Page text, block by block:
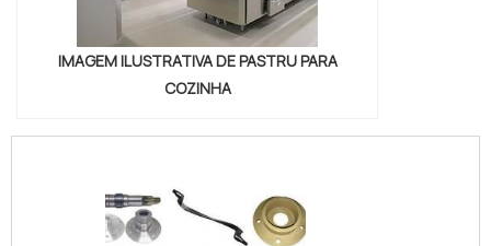
IMAGEM ILUSTRATIVA DE PASTRU PARA
COZINHA